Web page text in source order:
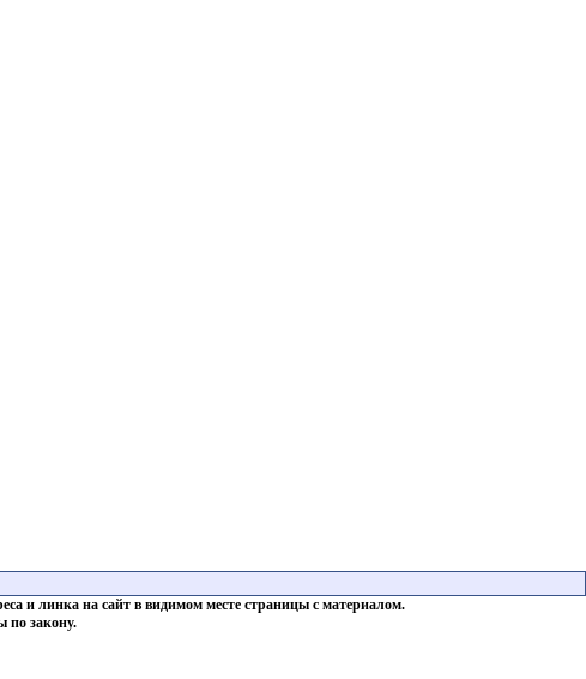
и линка на сайт в видимом месте страницы с материалом.
по закону.